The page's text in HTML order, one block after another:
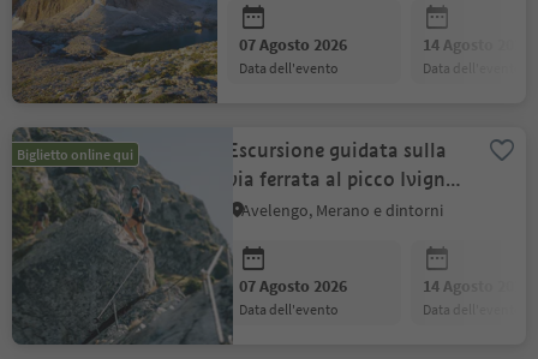
07 Agosto 2026
data dell'evento
14 Agosto 2026
data dell'evento
Biglietto online qui
Escursione guidata sulla
via ferrata al picco Ivigna
- Avventura verticale
Avelengo, Merano e dintorni
07 Agosto 2026
data dell'evento
14 Agosto 2026
data dell'evento